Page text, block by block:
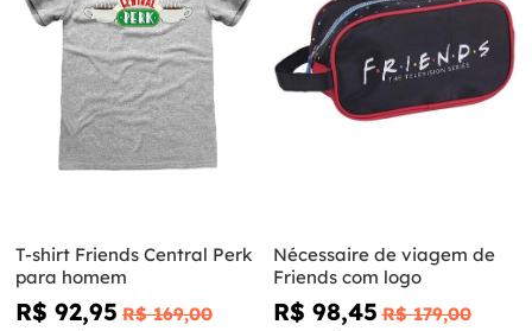
T-shirt Friends Central Perk
para homem
R$ 92,95 R$ 169,00
Nécessaire de viagem de
Friends com logo
R$ 98,45 R$ 179,00